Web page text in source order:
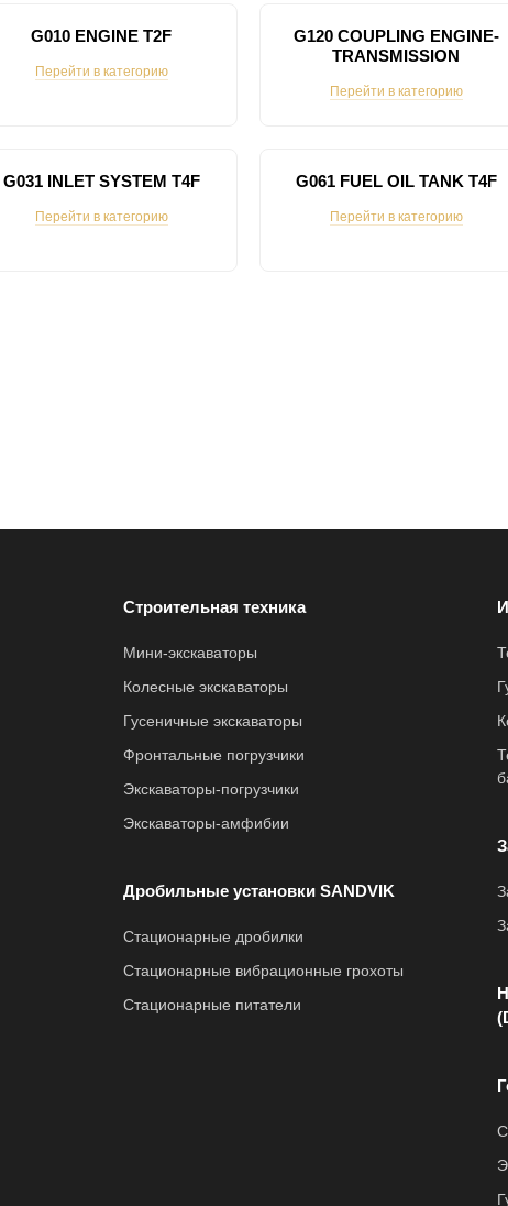
G010 ENGINE T2F
Перейти в категорию
G120 COUPLING ENGINE-
TRANSMISSION
Перейти в категорию
G031 INLET SYSTEM T4F
Перейти в категорию
G061 FUEL OIL TANK T4F
Перейти в категорию
Строительная техника
Мини-экскаваторы
Колесные экскаваторы
Гусеничные экскаваторы
Фронтальные погрузчики
Экскаваторы-погрузчики
Экскаваторы-амфибии
Дробильные установки SANDVIK
Стационарные дробилки
Стационарные вибрационные грохоты
Стационарные питатели